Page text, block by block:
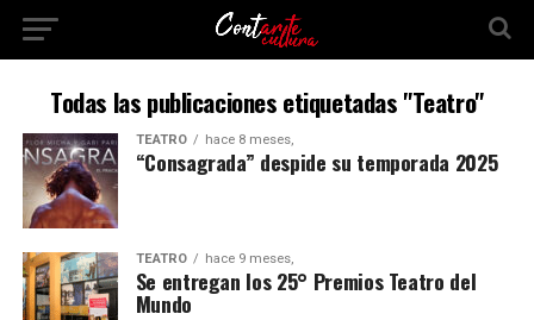
Todas las publicaciones etiquetadas "Teatro"
TEATRO hace 8 meses,
“Consagrada” despide su temporada 2025
TEATRO hace 9 meses,
Se entregan los 25° Premios Teatro del
Mundo